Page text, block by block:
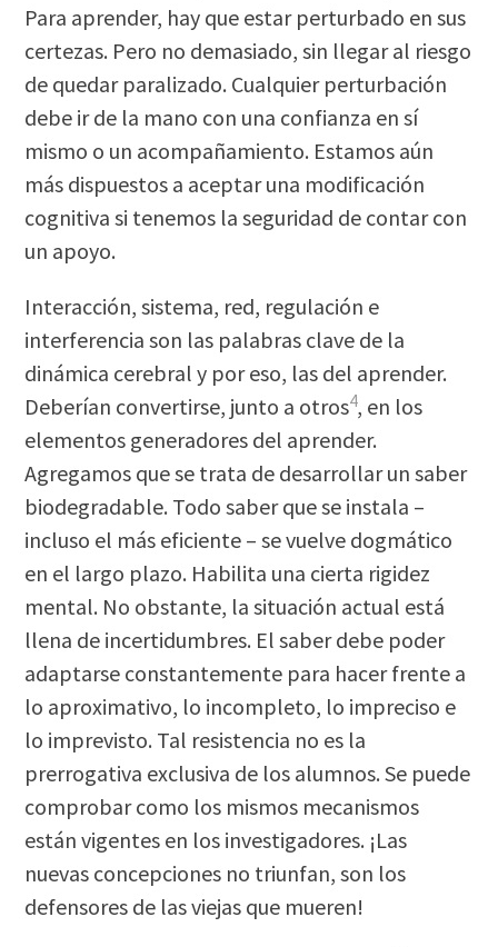
Para aprender, hay que estar perturbado en sus
certezas. Pero no demasiado, sin llegar al riesgo
de quedar paralizado. Cualquier perturbación
debe ir de la mano con una confianza en sí
mismo o un acompañamiento. Estamos aún
más dispuestos a aceptar una modificación
cognitiva si tenemos la seguridad de contar con
un apoyo.
Interacción, sistema, red, regulación e
interferencia son las palabras clave de la
dinámica cerebral y por eso, las del aprender.
Deberían convertirse, junto a otros4, en los
elementos generadores del aprender.
Agregamos que se trata de desarrollar un saber
biodegradable. Todo saber que se instala –
incluso el más eficiente – se vuelve dogmático
en el largo plazo. Habilita una cierta rigidez
mental. No obstante, la situación actual está
llena de incertidumbres. El saber debe poder
adaptarse constantemente para hacer frente a
lo aproximativo, lo incompleto, lo impreciso e
lo imprevisto. Tal resistencia no es la
prerrogativa exclusiva de los alumnos. Se puede
comprobar como los mismos mecanismos
están vigentes en los investigadores. ¡Las
nuevas concepciones no triunfan, son los
defensores de las viejas que mueren!